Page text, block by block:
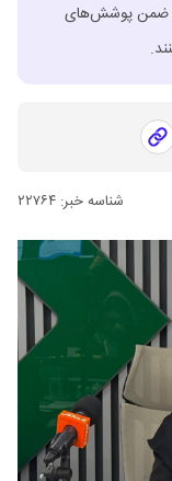
و ضمن پوشش‌های
شناسه خبر: ۲۲۷۶۴